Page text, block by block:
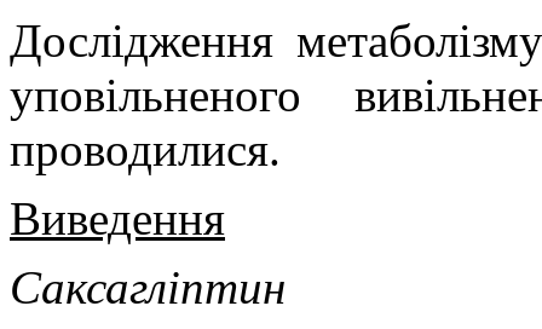
Дослідження
уповільненого
проводилися.
Виведення
Саксагліптин